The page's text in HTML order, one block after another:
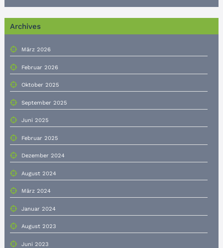
Archives
März 2026
Februar 2026
Oktober 2025
September 2025
Juni 2025
Februar 2025
Dezember 2024
August 2024
März 2024
Januar 2024
August 2023
Juni 2023